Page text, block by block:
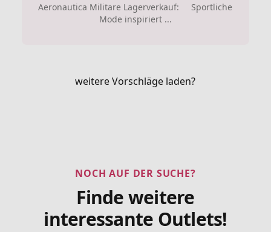
Aeronautica Militare Lagerverkauf: Sportliche
Mode inspiriert ...
weitere Vorschläge laden?
NOCH AUF DER SUCHE?
Finde weitere
interessante Outlets!